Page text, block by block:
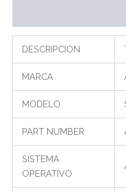
DESCRIPCION
MARCA
MODELO
PART NUMBER
SISTEMA
OPERATIVO